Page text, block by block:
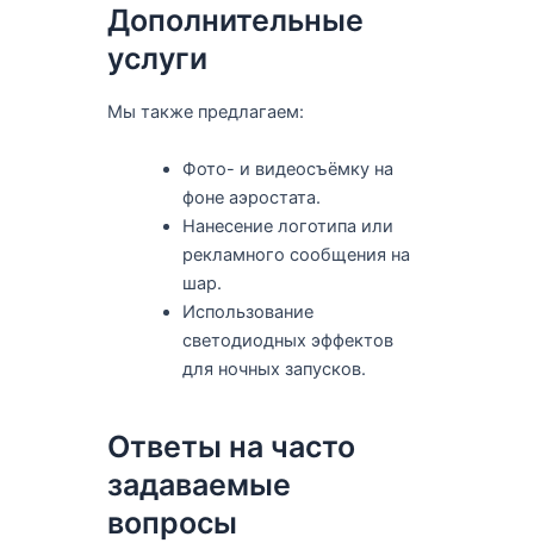
Дополнительные
услуги
Мы также предлагаем:
Фото- и видеосъёмку на
фоне аэростата.
Нанесение логотипа или
рекламного сообщения на
шар.
Использование
светодиодных эффектов
для ночных запусков.
Ответы на часто
задаваемые
вопросы